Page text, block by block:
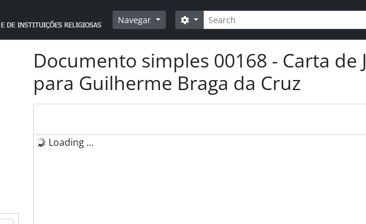
Navegar
Pesquisar
Opções de busca
Documento simples 00168 - Carta de
para Guilherme Braga da Cruz
Loading ...